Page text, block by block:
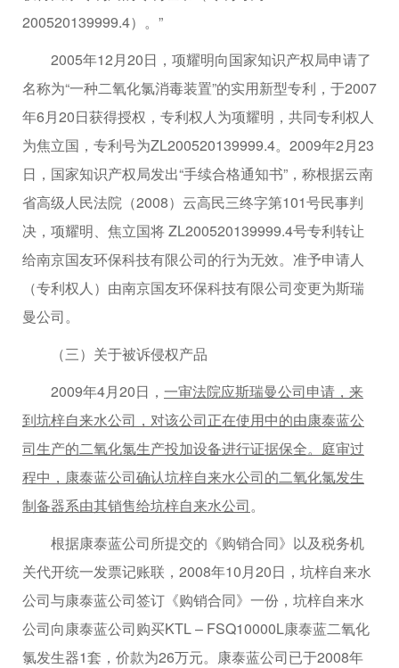
200520139999.4）。”
2005年12月20日，项耀明向国家知识产权局申请了
名称为“一种二氧化氯消毒装置”的实用新型专利，于2007
年6月20日获得授权，专利权人为项耀明，共同专利权人
为焦立国，专利号为ZL200520139999.4。2009年2月23
日，国家知识产权局发出“手续合格通知书”，称根据云南
省高级人民法院（2008）云高民三终字第101号民事判
决，项耀明、焦立国将 ZL200520139999.4号专利转让
给南京国友环保科技有限公司的行为无效。准予申请人
（专利权人）由南京国友环保科技有限公司变更为斯瑞
曼公司。
（三）关于被诉侵权产品
2009年4月20日， 一审法院应斯瑞曼公司申请，来
到坑梓自来水公司，对该公司正在使用中的由康泰蓝公
司生产的二氧化氯生产投加设备进行证据保全。庭审过
程中，康泰蓝公司确认坑梓自来水公司的二氧化氯发生
制备器系由其销售给坑梓自来水公司。
根据康泰蓝公司所提交的《购销合同》以及税务机
关代开统一发票记账联，2008年10月20日，坑梓自来水
公司与康泰蓝公司签订《购销合同》一份，坑梓自来水
公司向康泰蓝公司购买KTL – FSQ10000L康泰蓝二氧化
氯发生器1套，价款为26万元。康泰蓝公司已于2008年